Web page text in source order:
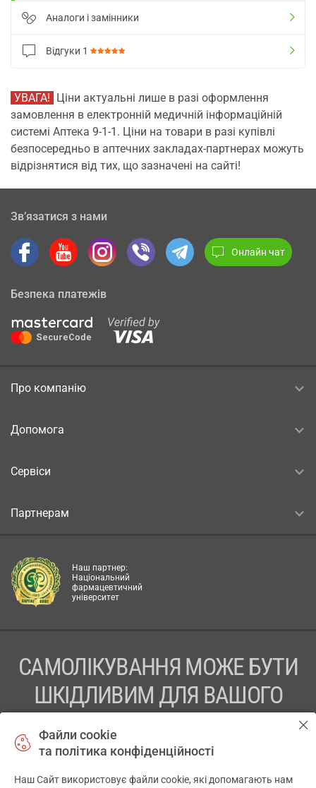
Аналоги і замінники
Відгуки 1
УВАГА! Ціни актуальні лише в разі оформлення
замовлення в електронній медичній інформаційній
системі Аптека 9-1-1. Ціни на товари в разі купівлі
безпосередньо в аптечних закладах-партнерах можуть
відрізнятися від тих, що зазначені на сайті!
Зв’язатися з нами
Онлайн чат
Безпека платежів
Про компанію
Допомога
Сервіси
Партнерам
Наш партнер:
Національний
фармацевтичний
університет
САМОЛІКУВАННЯ МОЖЕ БУТИ
ШКІДЛИВИМ ДЛЯ ВАШОГО
ПЕРЕД ЗАСТОСУВАННЯМ ПРЕПАРАТУ ПРОКОНСУЛЬТУЙТЕСЬ
Файли cookie
та політика конфіденційності
Наш Сайт використовує файли cookie, які допомагають нам